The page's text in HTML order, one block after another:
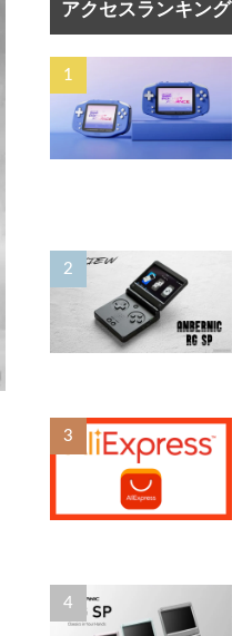
アクセスランキング